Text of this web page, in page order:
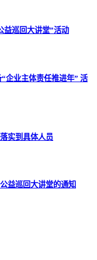
益巡回大讲堂”活动
企业主体责任推进年” 活
实到具体人员
益巡回大讲堂的通知